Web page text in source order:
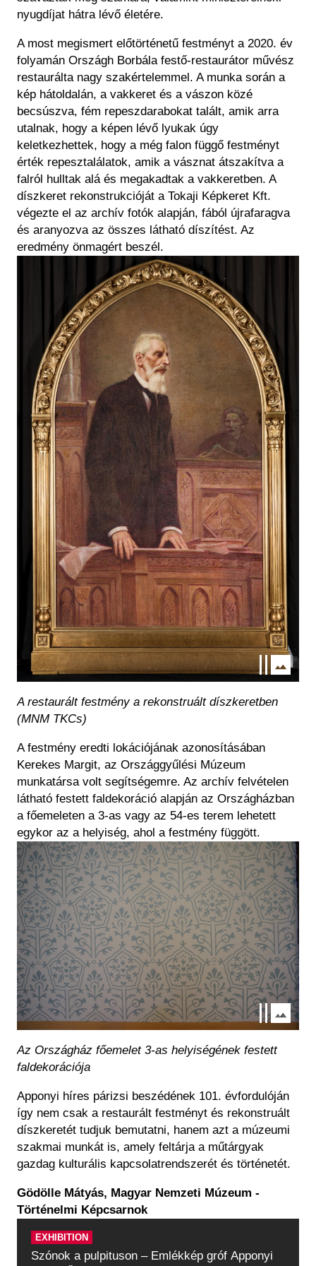
nyugdíjat hátra lévő életére.
A most megismert előtörténetű festményt a 2020. év
folyamán Országh Borbála festő-restaurátor művész
restaurálta nagy szakértelemmel. A munka során a
kép hátoldalán, a vakkeret és a vászon közé
becsúszva, fém repeszdarabokat talált, amik arra
utalnak, hogy a képen lévő lyukak úgy
keletkezhettek, hogy a még falon függő festményt
érték repesztalálatok, amik a vásznat átszakítva a
falról hulltak alá és megakadtak a vakkeretben. A
díszkeret rekonstrukcióját a Tokaji Képkeret Kft.
végezte el az archív fotók alapján, fából újrafaragva
és aranyozva az összes látható díszítést. Az
eredmény önmagért beszél.
A restaurált festmény a rekonstruált díszkeretben
(MNM TKCs)
A festmény eredti lokációjának azonosításában
Kerekes Margit, az Országgyűlési Múzeum
munkatársa volt segítségemre. Az archív felvételen
látható festett faldekoráció alapján az Országházban
a főemeleten a 3-as vagy az 54-es terem lehetett
egykor az a helyiség, ahol a festmény függött.
Image
Az Országház főemelet 3-as helyiségének festett
faldekorációja
Apponyi híres párizsi beszédének 101. évfordulóján
így nem csak a restaurált festményt és rekonstruált
díszkeretét tudjuk bemutatni, hanem azt a múzeumi
szakmai munkát is, amely feltárja a műtárgyak
gazdag kulturális kapcsolatrendszerét és történetét.
Gödölle Mátyás, Magyar Nemzeti Múzeum -
Történelmi Képcsarnok
EXHIBITION
Szónok a pulpituson – Emlékkép gróf Apponyi